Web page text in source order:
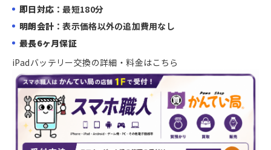
即日対応 ：最短180分
明朗会計 ：表示価格以外の追加費用なし
最長6ヶ月保証
iPadバッテリー交換の詳細・料金はこちら